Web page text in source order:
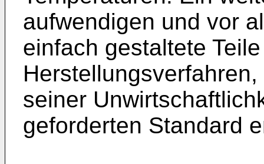
aufwendigen und vor
einfach gestalte­te
seiner
gefor­derten Standard